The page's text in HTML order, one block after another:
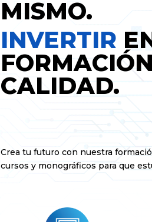
MISMO.
INVERTIR
CALIDAD.
Crea tu futuro con nuestra
cursos y monográficos para que